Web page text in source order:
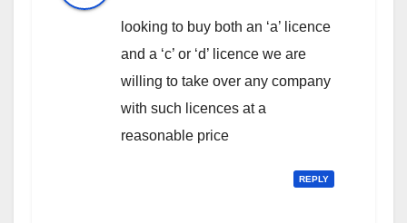
looking to buy both an ‘a’ licence
and a ‘c’ or ‘d’ licence we are
willing to take over any company
with such licences at a
reasonable price
REPLY